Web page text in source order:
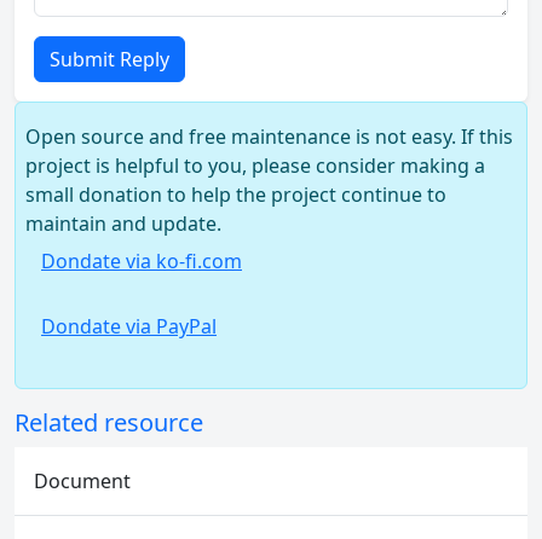
Submit Reply
Open source and free maintenance is not easy. If this
project is helpful to you, please consider making a
small donation to help the project continue to
maintain and update.
Dondate via ko-fi.com
Dondate via PayPal
Related resource
Document